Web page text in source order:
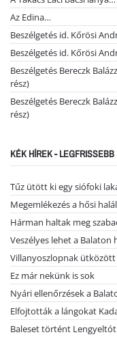
Az Edina…
Beszélgetés id. Kőrösi
Beszélgetés id. Kőrösi
Beszélgetés Bereczk
rész)
Beszélgetés Bereczk
rész)
KÉK HÍREK - LEGFRISSEBB
Tűz ütött ki egy siófoki
Megemlékezés a hősi
Hárman haltak meg
Veszélyes lehet a
Villanyoszlopnak
Ez már nekünk is sok
Nyári ellenőrzések a
Elfojtották a lángokat
Baleset történt